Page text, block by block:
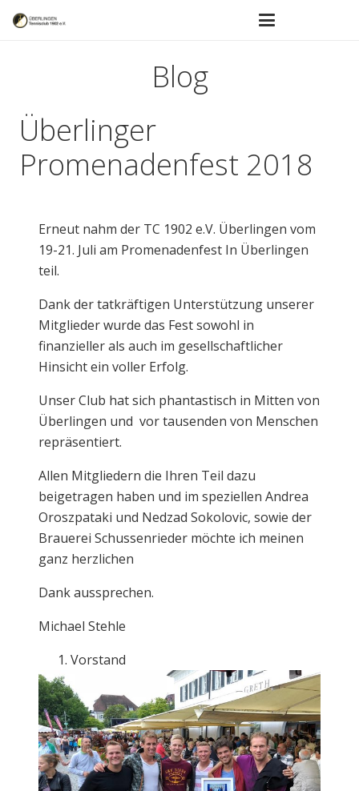
Blog
Überlinger
Promenadenfest 2018
Erneut nahm der TC 1902 e.V. Überlingen vom
19-21. Juli am Promenadenfest In Überlingen
teil.
Dank der tatkräftigen Unterstützung unserer
Mitglieder wurde das Fest sowohl in
finanzieller als auch im gesellschaftlicher
Hinsicht ein voller Erfolg.
Unser Club hat sich phantastisch in Mitten von
Überlingen und vor tausenden von Menschen
repräsentiert.
Allen Mitgliedern die Ihren Teil dazu
beigetragen haben und im speziellen Andrea
Oroszpataki und Nedzad Sokolovic, sowie der
Brauerei Schussenrieder möchte ich meinen
ganz herzlichen
Dank aussprechen.
Michael Stehle
Vorstand